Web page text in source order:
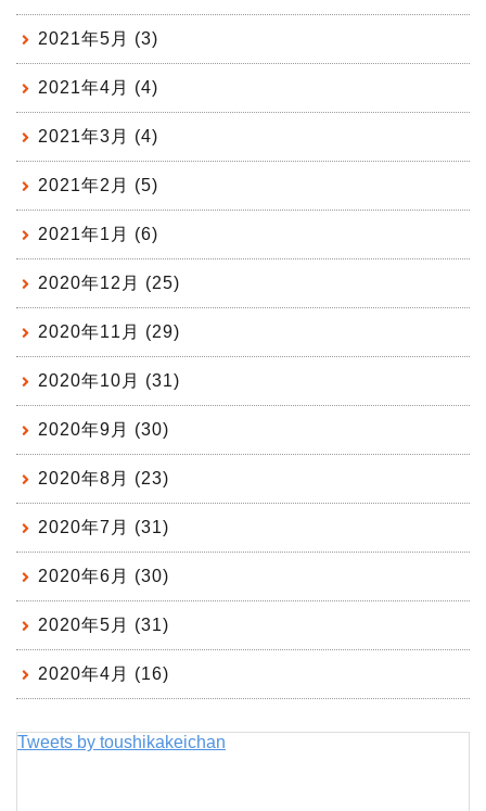
2021年5月 (3)
2021年4月 (4)
2021年3月 (4)
2021年2月 (5)
2021年1月 (6)
2020年12月 (25)
2020年11月 (29)
2020年10月 (31)
2020年9月 (30)
2020年8月 (23)
2020年7月 (31)
2020年6月 (30)
2020年5月 (31)
2020年4月 (16)
Tweets by toushikakeichan